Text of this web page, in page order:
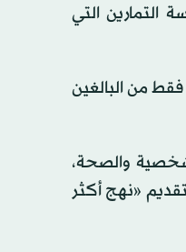
التي
من الناس على ممارسة الرياضة، خاصةً أن 22.5 في المائة فقط من البالغين
والصحة،
«نهج أكثر